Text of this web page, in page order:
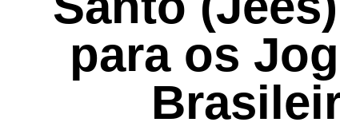
para os